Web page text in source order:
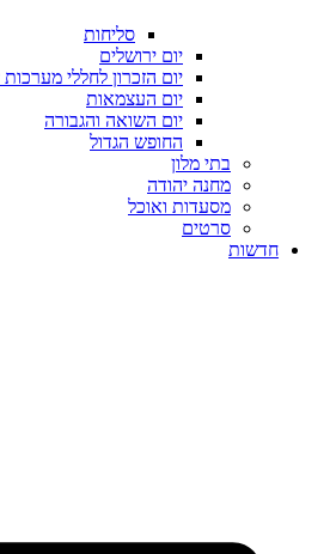
סליחות
יום ירושלים
יום הזכרון לחללי מערכות
יום העצמאות
יום השואה והגבורה
החופש הגדול
בתי מלון
מחנה יהודה
מסעדות ואוכל
סרטים
חדשות